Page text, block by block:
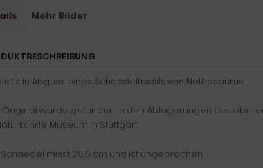
Mehr Bilder
ist ein Abguss eines Schaedelfossils von Nothosaurus.
Original wurde gefunden in den Ablagerungen des
Museum in Stuttgart.
misst 26,5 cm und ist ungebrochen.